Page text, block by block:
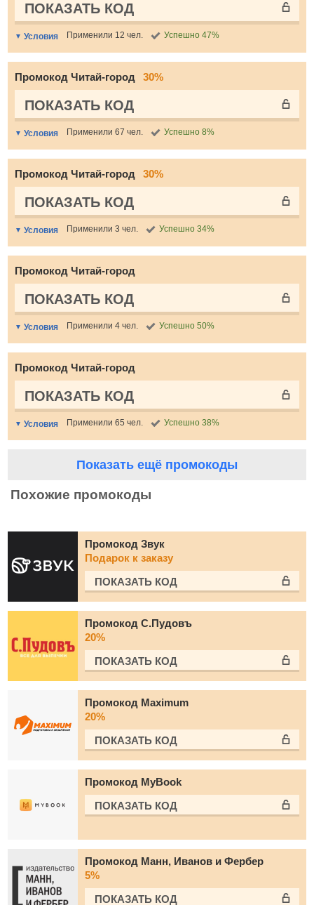
ПОКАЗАТЬ КОД
Условия Применили 12 чел. Успешно 47%
Промокод Читай-город 30%
ПОКАЗАТЬ КОД
Условия Применили 67 чел. Успешно 8%
Промокод Читай-город 30%
ПОКАЗАТЬ КОД
Условия Применили 3 чел. Успешно 34%
Промокод Читай-город
ПОКАЗАТЬ КОД
Условия Применили 4 чел. Успешно 50%
Промокод Читай-город
ПОКАЗАТЬ КОД
Условия Применили 65 чел. Успешно 38%
Показать ещё промокоды
Похожие промокоды
Промокод Звук
Подарок к заказу
ПОКАЗАТЬ КОД
Промокод С.Пудовъ
20%
ПОКАЗАТЬ КОД
Промокод Maximum
20%
ПОКАЗАТЬ КОД
Промокод MyBook
ПОКАЗАТЬ КОД
Промокод Манн, Иванов и Фербер
5%
ПОКАЗАТЬ КОД